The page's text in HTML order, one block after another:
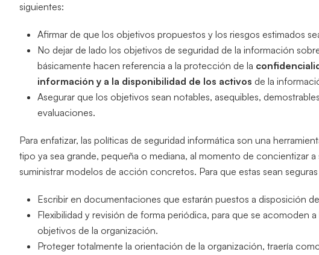
siguientes:
Afirmar de que los objetivos propuestos y los riesgos estimados
No dejar de lado los objetivos de seguridad de la información
básicamente hacen referencia a la protección de la
información y a la disponibilidad de los activos de la
Asegurar que los objetivos sean notables, asequibles,
evaluaciones.
Para enfatizar, las políticas de seguridad informática son una
tipo ya sea grande, pequeña o mediana, al momento de concientizar
suministrar modelos de acción concretos. Para que estas sean
Escribir en documentaciones que estarán puestos a disposición
Flexibilidad y revisión de forma periódica, para que se acomoden
objetivos de la organización.
Proteger totalmente la orientación de la organización, traería